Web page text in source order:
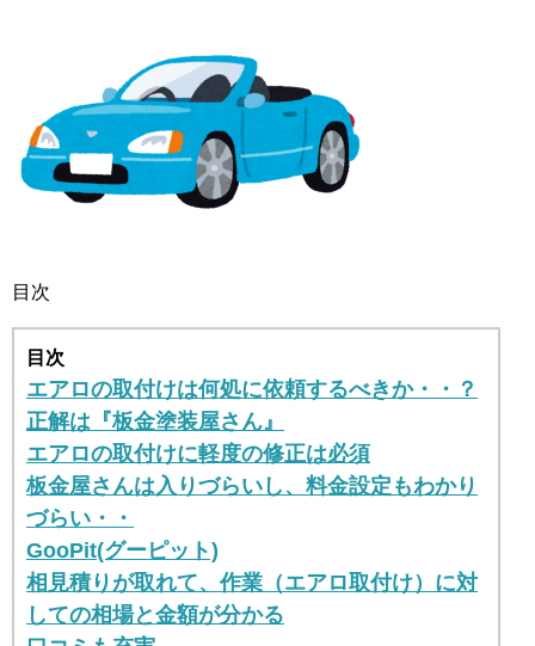
目次
目次
エアロの取付けは何処に依頼するべきか・・？
正解は『板金塗装屋さん』
エアロの取付けに軽度の修正は必須
板金屋さんは入りづらいし、料金設定もわかり
づらい・・
GooPit(グーピット)
相見積りが取れて、作業（エアロ取付け）に対
しての相場と金額が分かる